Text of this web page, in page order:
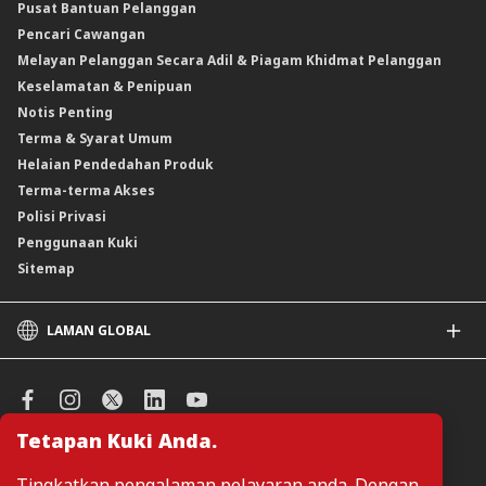
Tetapan Kuki Anda.
Instrumen Boleh Niaga Islam (INI)
Produk Berstruktur
Produk Berstruktur Islam
Skim Persaraan Swasta (PRS)
Clicks Trader
Instrumen Deposit Boleh Niaga
Unit Amanah Harga Berubah ASNB
Pusat Bantuan Pelanggan
Pencari Cawangan
Melayan Pelanggan Secara Adil & Piagam Khidmat Pelanggan
Keselamatan & Penipuan
Notis Penting
Terma & Syarat Umum
Helaian Pendedahan Produk
Terma-terma Akses
Polisi Privasi
Penggunaan Kuki
Sitemap
LAMAN GLOBAL
CIMB Islamic
CIMB Bank (SG)
CIMB Bank (KH)